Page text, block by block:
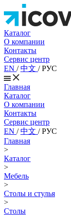
Каталог
О компании
Контакты
Сервис центр
EN /中文 /РУС
Главная
Каталог
О компании
Контакты
Сервис центр
EN /中文 /РУС
Главная
>
Каталог
>
Мебель
>
Столы и стулья
>
Столы